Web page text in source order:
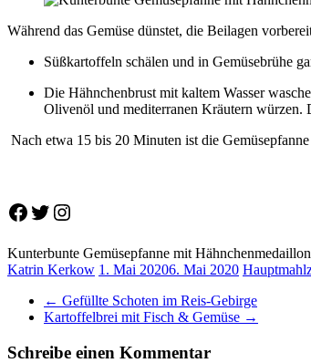
Während das Gemüse dünstet, die Beilagen
Süßkartoffeln schälen und in Gemüsebrühe
Die Hähnchenbrust mit kaltem Wasser
Olivenöl und mediterranen Kräutern würzen.
Nach etwa 15 bis 20 Minuten ist die
Facebook
Twitter
Instagram
Kunterbunte Gemüsepfanne mit
Katrin Kerkow 1. Mai 20206. Mai 2020
← Gefüllte Schoten im Reis-Gebirge
Kartoffelbrei mit Fisch & Gemüse →
Schreibe einen Kommentar